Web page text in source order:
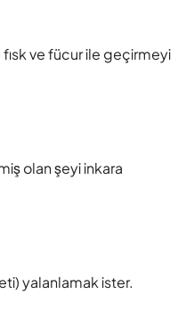
fısk ve fücur ile geçirmeyi
olan şeyi inkara
yalanlamak ister.